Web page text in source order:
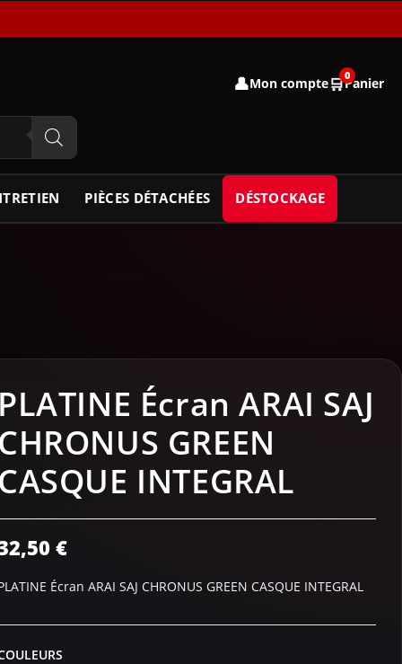
👤Mon compte🛒0
Panier
PIÈCES DÉTACHÉES DÉSTOCKAGE
Écran ARAI SAJ
GREEN
INTEGRAL
€
Écran ARAI SAJ CHRONUS GREEN CASQUE INTEGRAL